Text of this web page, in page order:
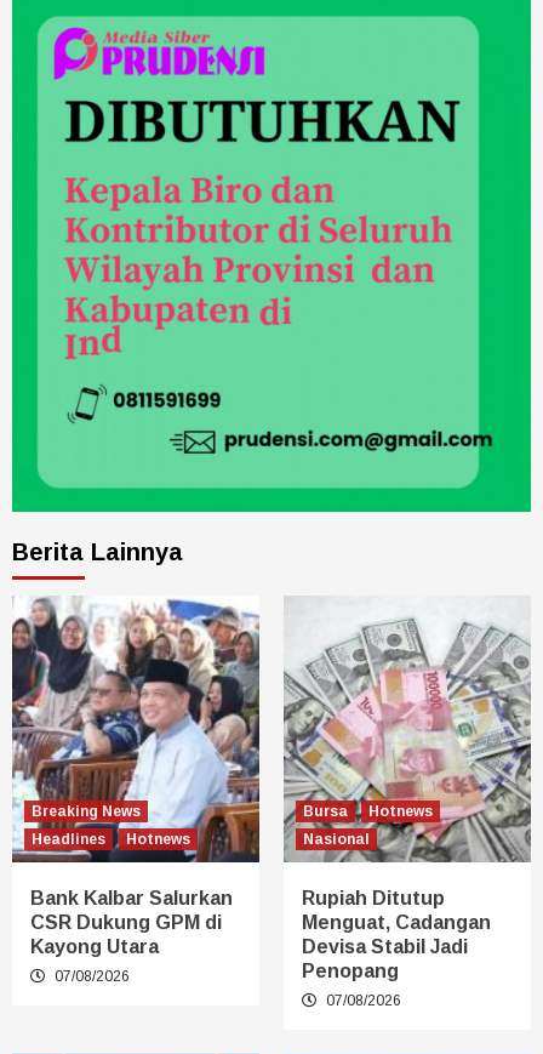
Berita Lainnya
Breaking News
Headlines
Hotnews
Bank Kalbar Salurkan
CSR Dukung GPM di
Kayong Utara
07/08/2026
Bursa
Hotnews
Nasional
Rupiah Ditutup
Menguat, Cadangan
Devisa Stabil Jadi
Penopang
07/08/2026